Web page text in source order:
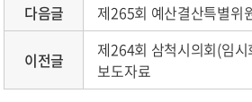
다음글 제265회 예산결산특별위
이전글
제264회 삼척시의회(임
보도자료